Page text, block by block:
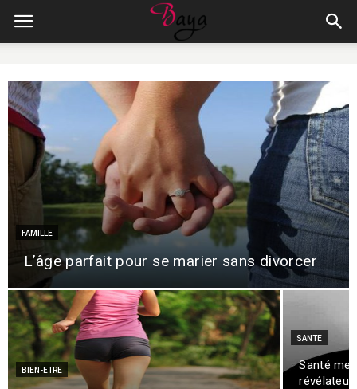
FAMILLE
L’âge parfait pour se marier sans divorcer
BIEN-ETRE
SANTE
Santé